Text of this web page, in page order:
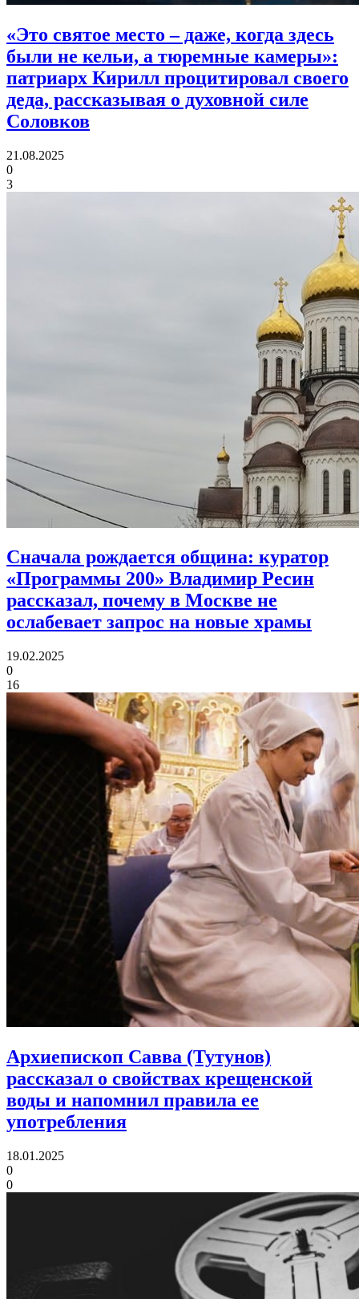
«Это святое место – даже, когда здесь
были не кельи, а тюремные камеры»:
патриарх Кирилл процитировал своего
деда, рассказывая о духовной силе
Соловков
21.08.2025
0
3
Сначала рождается община: куратор
«Программы 200» Владимир Ресин
рассказал, почему в Москве не
ослабевает запрос на новые храмы
19.02.2025
0
16
Архиепископ Савва (Тутунов)
рассказал о свойствах крещенской
воды и напомнил правила ее
употребления
18.01.2025
0
0